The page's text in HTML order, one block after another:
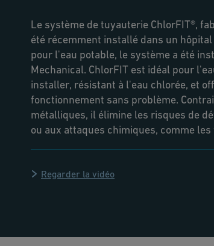
Le système de tuyauterie ChlorFIT®,
été récemment installé dans un
pour l'eau potable, le système a été
Mechanical. ChlorFIT est idéal pour
installer, résistant à l'eau chlorée, et
fonctionnement sans problème.
métalliques, il élimine les risques de
ou aux attaques chimiques, comme
Regarder la vidéo